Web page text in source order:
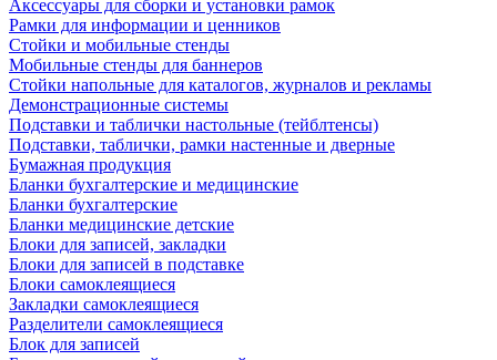
Аксессуары для сборки и установки рамок
Рамки для информации и ценников
Стойки и мобильные стенды
Мобильные стенды для баннеров
Стойки напольные для каталогов, журналов и рекламы
Демонстрационные системы
Подставки и таблички настольные (тейблтенсы)
Подставки, таблички, рамки настенные и дверные
Бумажная продукция
Бланки бухгалтерские и медицинские
Бланки бухгалтерские
Бланки медицинские детские
Блоки для записей, закладки
Блоки для записей в подставке
Блоки самоклеящиеся
Закладки самоклеящиеся
Разделители самоклеящиеся
Блок для записей